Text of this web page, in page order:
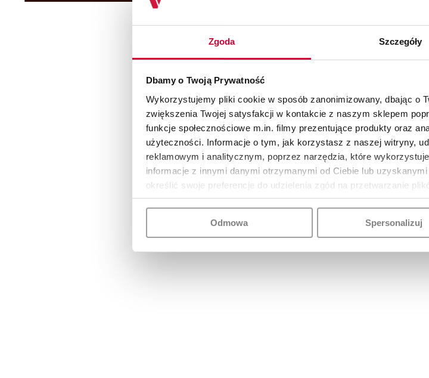
Zgoda Szczegóły
Dbamy o Twoją Prywatność
Wykorzystujemy pliki cookie w sposób zanonimizowany, dbając o
zwiększenia Twojej satysfakcji w kontakcie z naszym sklepem
funkcje społecznościowe m.in. filmy prezentujące produkty oraz
użyteczności. Informacje o tym, jak korzystasz z naszej witryny,
reklamowym i analitycznym, poprzez narzędzia, które
informacje z innymi danymi otrzymanymi od Ciebie lub
określić swoje preferencje do udzielenia zgód na przetwarzanie
Odmowa Spersonalizuj